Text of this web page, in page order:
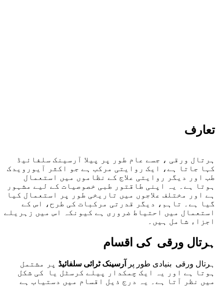
تعارف
ہرتال ورقی ، جسے عام طور پر پیلا آرسینک سلفائیڈ
کہا جاتا ہے، ایک روایتی مرکب ہے جو اکثر آیورویدک
طب اور دیگر روایتی علاج کے نظاموں میں استعمال
ہوتا ہے۔ یہ اپنی طاقتور طبی خصوصیات کے لیے مشہور
ہے اور مختلف علاجوں میں تاریخی طور پر استعمال کیا
گیا ہے۔ تاہم، دیگر قدرتی مرکبات کی طرح، اس کے
استعمال میں احتیاط ضروری ہے کیونکہ اس میں زہریلے
اجزاء شامل ہیں۔
ہرتال ورقی کی اقسام
ہرتال ورقی بنیادی طور پر آرسینک ٹرائی سلفائیڈ پر مشتمل
ہوتا ہے اور یہ ایک چمکدار پیلے کرسٹل یا کی شکل
میں نظر آتا ہے۔ یہ درج ذیل اقسام میں دستیاب ہے